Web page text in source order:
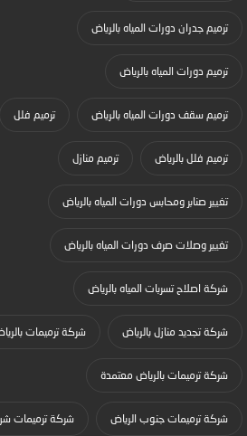
ترميم جدران دورات المياه بالرياض
ترميم دورات المياه بالرياض
ترميم سقف دورات المياه بالرياض ترميم فلل
ترميم فلل بالرياض ترميم منازل
تغيير صنابر ومحابس دورات المياه بالرياض
تغيير وصلات صرف دورات المياه بالرياض
شركة اصلاح تسربات المياه بالرياض
شركة تجديد منازل بالرياض شركة ترميمات
شركة ترميمات بالرياض معتمدة
شركة ترميمات جنوب الرياض شركة ترميمات